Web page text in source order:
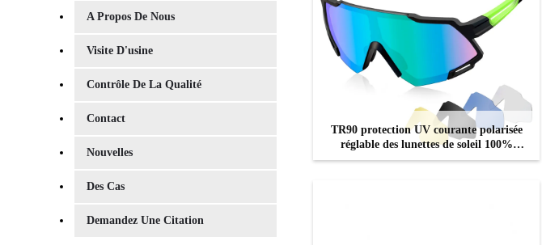
A Propos De Nous
Visite D'usine
Contrôle De La Qualité
Contact
Nouvelles
Des Cas
Demandez Une Citation
TR90 protection UV courante polarisée
réglable des lunettes de soleil 100%
résistant aux chocs